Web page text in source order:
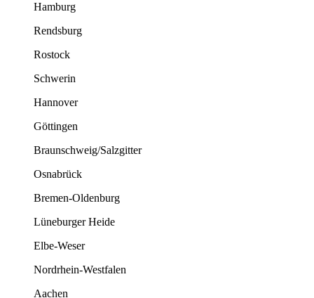
Hamburg
Rendsburg
Rostock
Schwerin
Hannover
Göttingen
Braunschweig/Salzgitter
Osnabrück
Bremen-Oldenburg
Lüneburger Heide
Elbe-Weser
Nordrhein-Westfalen
Aachen